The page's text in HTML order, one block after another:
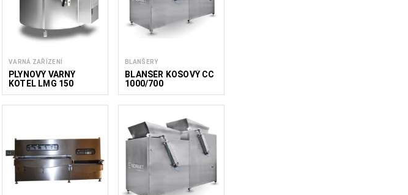
VARNÁ ZAŘÍZENÍ
PLYNOVÝ VARNÝ
KOTEL LMG 150
BLANŠERY
BLANŠÉR KOŠOVÝ CC
1000/700